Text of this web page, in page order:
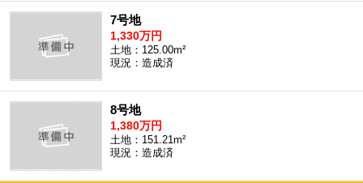
7号地
1,330万円
土地：125.00m²
現況：造成済
8号地
1,380万円
土地：151.21m²
現況：造成済